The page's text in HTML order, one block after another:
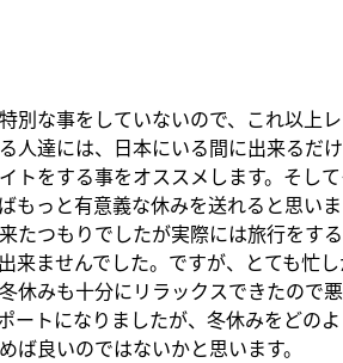
別な事をしていないので、これ以上
達には、日本にいる間に出来るだ
トをする事をオススメします。そし
もっと有意義な休みを送れると思い
たつもりでしたが実際には旅行をす
来ませんでした。ですが、とても忙
休みも十分にリラックスできたので
トになりましたが、冬休みをどの
良いのではないかと思います。